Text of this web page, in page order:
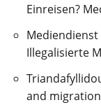
Einreisen?
Illegalisierte
and